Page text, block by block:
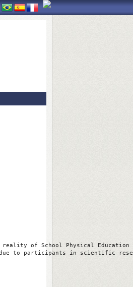
of School Physical
due to participants in